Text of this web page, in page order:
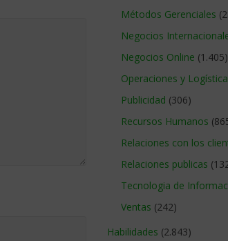
Métodos Gerenciales
Negocios
Negocios Online (1.405)
Operaciones y Logística
Publicidad (306)
Recursos Humanos
Relaciones con los
Relaciones publicas
Tecnologia de
Ventas (242)
Habilidades (2.843)